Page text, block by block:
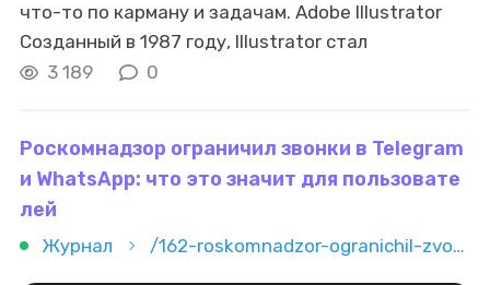
что-то по карману и задачам. Adobe Illustrator
Созданный в 1987 году, Illustrator стал
стандартом в мире дизайна. Если ищете
3 189 0
Роскомнадзор ограничил звонки в Telegram
и WhatsApp: что это значит для пользовате
лей
Журнал /162-roskomnadzor-ogranichil-zvonki-v-telegram-i-whatsapp-chto-eto-znachit-dlya-polzovateley